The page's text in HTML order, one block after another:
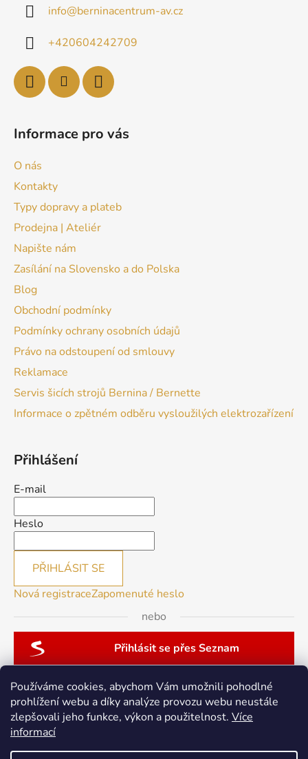
Používáme cookies, abychom Vám umožnili pohodlné
prohlížení webu a díky analýze provozu webu neustále
zlepšovali jeho funkce, výkon a použitelnost. Více
informací
info@berninacentrum-av.cz
+420604242709
Informace pro vás
O nás
Kontakty
Typy dopravy a plateb
Prodejna | Ateliér
Napište nám
Zasílání na Slovensko a do Polska
Blog
Obchodní podmínky
Podmínky ochrany osobních údajů
Právo na odstoupení od smlouvy
Reklamace
Servis šicích strojů Bernina / Bernette
Informace o zpětném odběru vysloužilých elektrozařízení
Přihlášení
E-mail
Heslo
PŘIHLÁSIT SE
Nová registraceZapomenuté heslo
nebo
Přihlásit se přes Seznam
patchwork-aja.cz